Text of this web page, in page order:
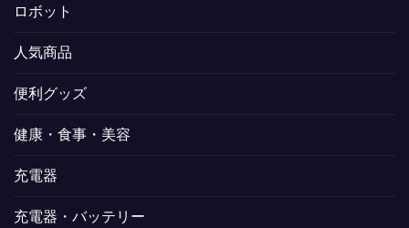
ロボット
人気商品
便利グッズ
健康・食事・美容
充電器
充電器・バッテリー